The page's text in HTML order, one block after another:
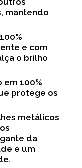
mantendo
e com
o brilho
em 100%
protege os
metálicos
da
e um